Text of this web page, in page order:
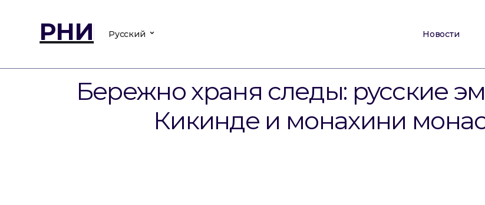
РНИ Русский Новости
Бережно храня следы: русские
Кикинде и монахини